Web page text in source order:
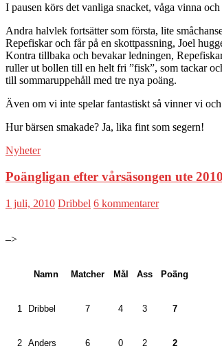
I pausen körs det vanliga snacket, våga vinna
Andra halvlek fortsätter som första, lite
Repefiskar och får på en skottpassning, Joel
Kontra tillbaka och bevakar ledningen,
ruller ut bollen till en helt fri ”fisk”, som tackar
till sommaruppehåll med tre nya poäng.
Även om vi inte spelar fantastiskt så vinner vi
Hur bärsen smakade? Ja, lika fint som segern!
Nyheter
Poängligan efter vårsäsongen ute 2010
1 juli, 2010 Dribbel 6 kommentarer
–>
Namn Matcher Mål Ass Poäng
1 Dribbel 7 4 3 7
2 Anders 6 0 2 2